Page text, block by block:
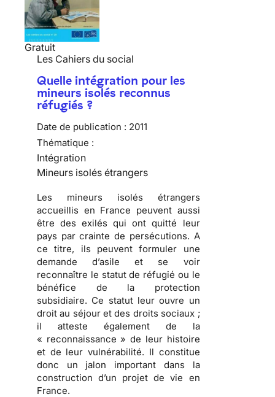
Gratuit
Les Cahiers du social
Quelle intégration pour les
mineurs isolés reconnus
réfugiés ?
Date de publication : 2011
Thématique :
Intégration
Mineurs isolés étrangers
Les mineurs isolés étrangers
accueillis en France peuvent aussi
être des exilés qui ont quitté leur
pays par crainte de persécutions. A
ce titre, ils peuvent formuler une
demande d’asile et se voir
reconnaître le statut de réfugié ou le
bénéfice de la protection
subsidiaire. Ce statut leur ouvre un
droit au séjour et des droits sociaux ;
il atteste également de la
« reconnaissance » de leur histoire
et de leur vulnérabilité. Il constitue
donc un jalon important dans la
construction d’un projet de vie en
France.